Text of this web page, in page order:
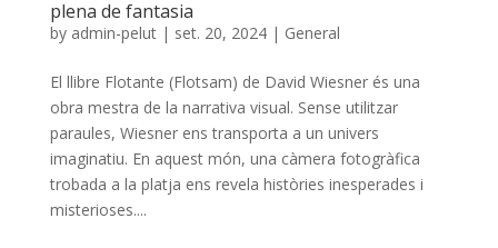
plena de fantasia
by admin-pelut| set. 20, 2024| General
El llibre Flotante (Flotsam) de David Wiesner és una
obra mestra de la narrativa visual. Sense utilitzar
paraules, Wiesner ens transporta a un univers
imaginatiu. En aquest món, una càmera fotogràfica
trobada a la platja ens revela històries inesperades i
misterioses....